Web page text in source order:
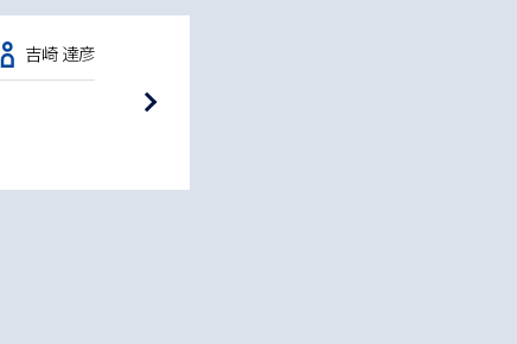
吉崎 達彦